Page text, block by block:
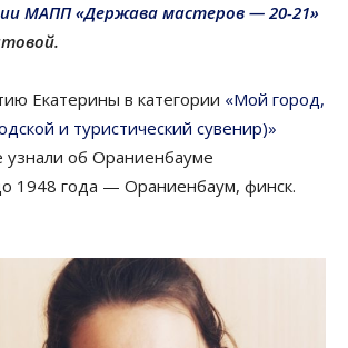
МАПП «Держава мастеров — 20-21»
Екатерины в категории «Мой город,
и туристический сувенир)»
узнали об Ораниенбауме
1948 года — Ораниенбаум, финск.